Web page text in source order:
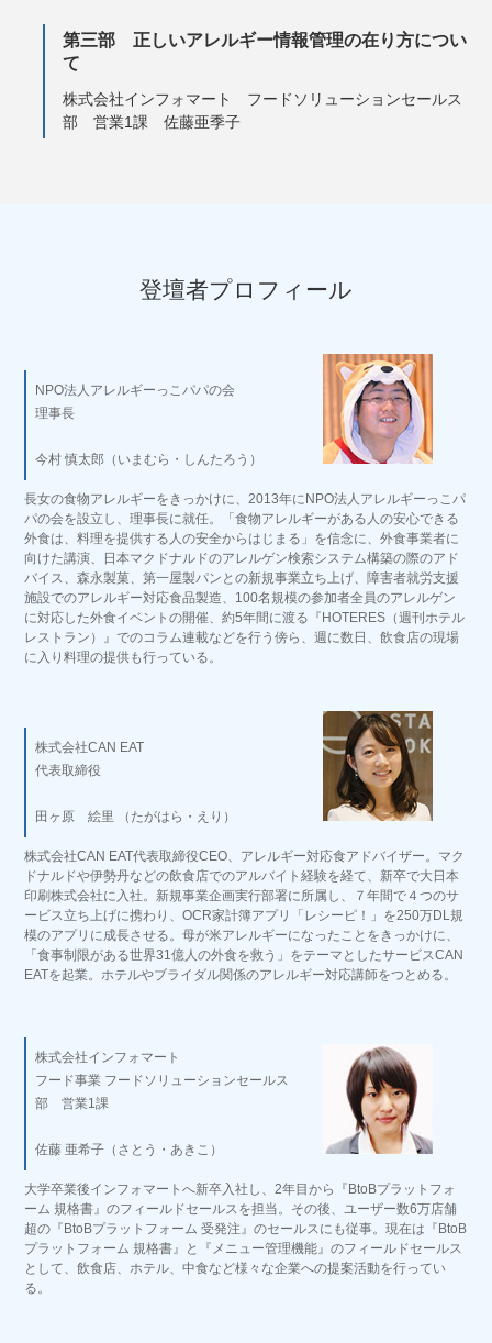
第三部 正しいアレルギー情報管理の在り方につい
て
株式会社インフォマート フードソリューションセールス
部 営業1課 佐藤亜季子
登壇者プロフィール
NPO法人アレルギーっこパパの会
理事長
今村 慎太郎（いまむら・しんたろう）
長女の食物アレルギーをきっかけに、2013年にNPO法人アレルギーっこパ
パの会を設立し、理事長に就任。「食物アレルギーがある人の安心できる
外食は、料理を提供する人の安全からはじまる」を信念に、外食事業者に
向けた講演、日本マクドナルドのアレルゲン検索システム構築の際のアド
バイス、森永製菓、第一屋製パンとの新規事業立ち上げ、障害者就労支援
施設でのアレルギー対応食品製造、100名規模の参加者全員のアレルゲン
に対応した外食イベントの開催、約5年間に渡る『HOTERES（週刊ホテル
レストラン）』でのコラム連載などを行う傍ら、週に数日、飲食店の現場
に入り料理の提供も行っている。
株式会社CAN EAT
代表取締役
田ヶ原 絵里 （たがはら・えり）
株式会社CAN EAT代表取締役CEO、アレルギー対応食アドバイザー。マク
ドナルドや伊勢丹などの飲食店でのアルバイト経験を経て、新卒で大日本
印刷株式会社に入社。新規事業企画実行部署に所属し、７年間で４つのサ
ービス立ち上げに携わり、OCR家計簿アプリ「レシーピ！」を250万DL規
模のアプリに成長させる。母が米アレルギーになったことをきっかけに、
「食事制限がある世界31億人の外食を救う」をテーマとしたサービスCAN
EATを起業。ホテルやブライダル関係のアレルギー対応講師をつとめる。
株式会社インフォマート
フード事業 フードソリューションセールス
部 営業1課
佐藤 亜希子（さとう・あきこ）
大学卒業後インフォマートへ新卒入社し、2年目から『BtoBプラットフォ
ーム 規格書』のフィールドセールスを担当。その後、ユーザー数6万店舗
超の『BtoBプラットフォーム 受発注』のセールスにも従事。現在は『BtoB
プラットフォーム 規格書』と『メニュー管理機能』のフィールドセールス
として、飲食店、ホテル、中食など様々な企業への提案活動を行ってい
る。